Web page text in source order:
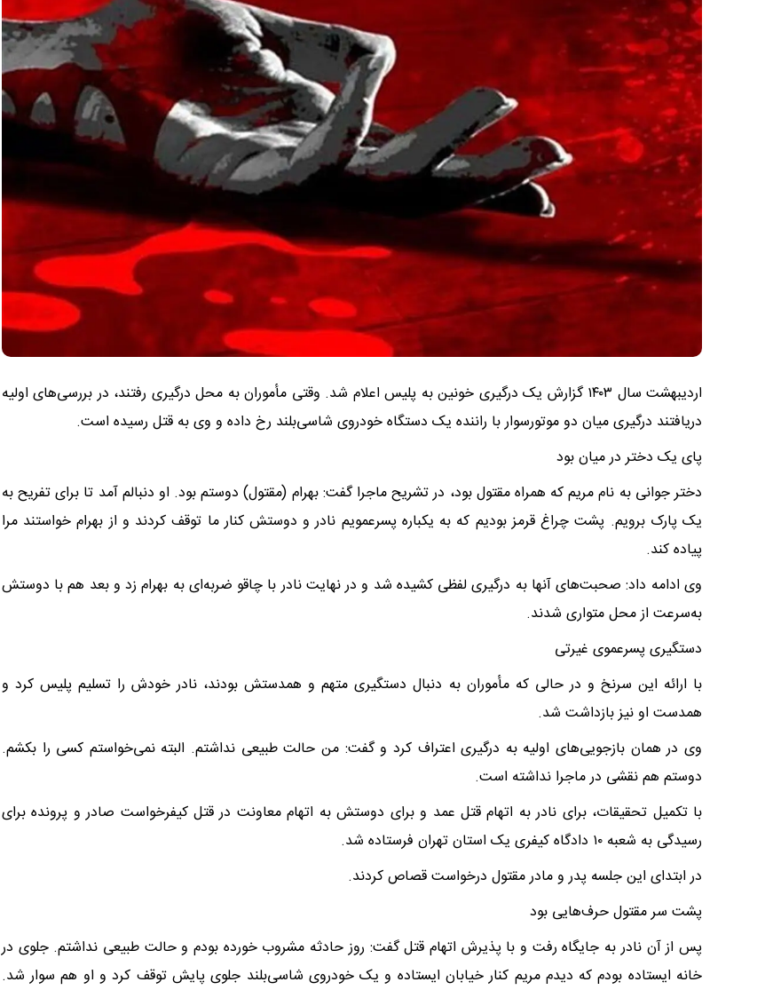
اردیبهشت سال ۱۴۰۳ گزارش یک درگیری خونین به پلیس اعلام شد. وقتی مأموران به محل درگیری رفتند، در بررسی‌های اولیه
دریافتند درگیری میان دو موتورسوار با راننده یک دستگاه خودروی شاسی‌بلند رخ داده و وی به قتل رسیده است.
پای یک دختر در میان بود
دختر جوانی به نام مریم که همراه مقتول بود، در تشریح ماجرا گفت: بهرام (مقتول) دوستم بود. او دنبالم آمد تا برای تفریح به
یک پارک برویم. پشت چراغ قرمز بودیم که به یکباره پسرعمویم نادر و دوستش کنار ما توقف کردند و از بهرام خواستند مرا
پیاده کند.
وی ادامه داد: صحبت‌های آنها به درگیری لفظی کشیده شد و در نهایت نادر با چاقو ضربه‌ای به بهرام زد و بعد هم با دوستش
به‌سرعت از محل متواری شدند.
دستگیری پسرعموی غیرتی
با ارائه این سرنخ و در حالی که مأموران به دنبال دستگیری متهم و همدستش بودند، نادر خودش را تسلیم پلیس کرد و
همدست او نیز بازداشت شد.
وی در همان بازجویی‌های اولیه به درگیری اعتراف کرد و گفت: من حالت طبیعی نداشتم. البته نمی‌خواستم کسی را بکشم.
دوستم هم نقشی در ماجرا نداشته است.
با تکمیل تحقیقات، برای نادر به اتهام قتل عمد و برای دوستش به اتهام معاونت در قتل کیفرخواست صادر و پرونده برای
رسیدگی به شعبه ۱۰ دادگاه کیفری یک استان تهران فرستاده شد.
در ابتدای این جلسه پدر و مادر مقتول درخواست قصاص کردند.
پشت سر مقتول حرف‌هایی بود
پس از آن نادر به جایگاه رفت و با پذیرش اتهام قتل گفت: روز حادثه مشروب خورده بودم و حالت طبیعی نداشتم. جلوی در
خانه ایستاده بودم که دیدم مریم کنار خیابان ایستاده و یک خودروی شاسی‌بلند جلوی پایش توقف کرد و او هم سوار شد.